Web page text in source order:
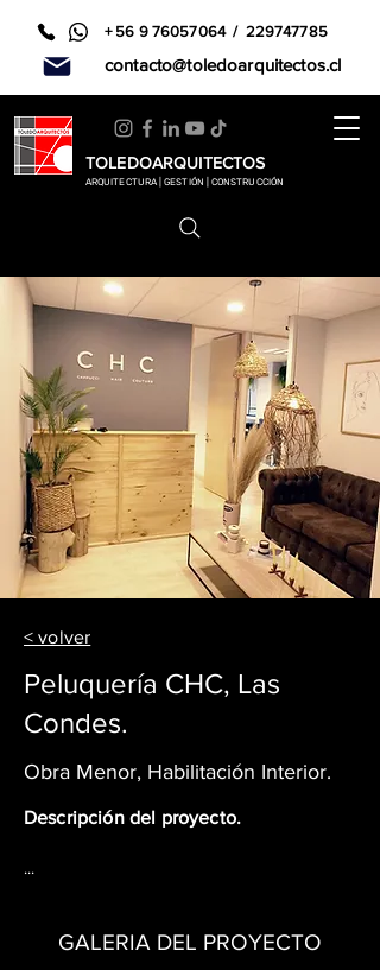
TOLEDOARQUITECTOS
ARQUITECTURA | GESTIÓN | CONSTRUCCIÓN
+ 56 9 76057064/ 229747785
contacto@toledoarquitectos.cl
< volver
Peluquería CHC, Las
Condes.
Obra Menor, Habilitación Interior.
Descripción del proyecto.
...
GALERIA DEL PROYECTO